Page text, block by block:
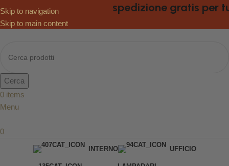
Skip to navigation
Skip to main content
spedizione gratis per
Cerca
0 items
Menu
0
INTERNO UFFICIO